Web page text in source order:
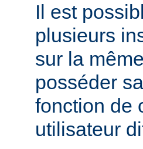
Il est
plusieurs
sur la
posséder
fonction de
utilisateur